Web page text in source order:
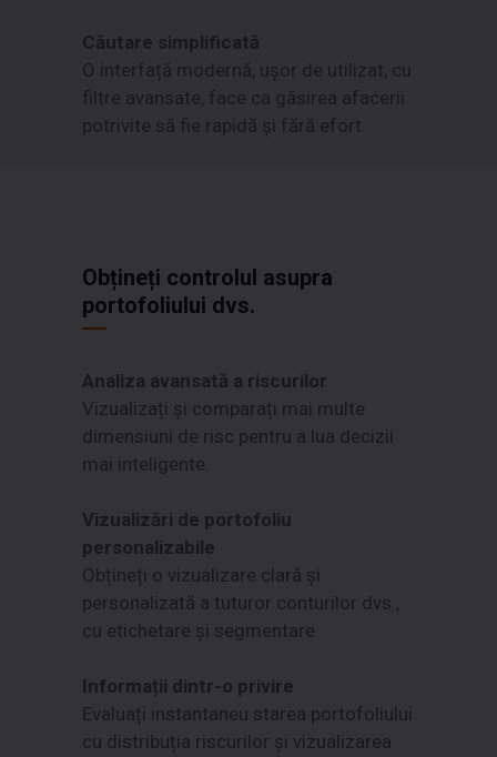
Căutare simplificată
O interfață modernă, ușor de utilizat, cu
filtre avansate, face ca găsirea afacerii
potrivite să fie rapidă și fără efort.
Obțineți controlul asupra
portofoliului dvs.
Analiza avansată a riscurilor
Vizualizați și comparați mai multe
dimensiuni de risc pentru a lua decizii
mai inteligente.
Vizualizări de portofoliu
personalizabile
Obțineți o vizualizare clară și
personalizată a tuturor conturilor dvs.,
cu etichetare și segmentare
Informații dintr-o privire
Evaluați instantaneu starea portofoliului
cu distribuția riscurilor și vizualizarea